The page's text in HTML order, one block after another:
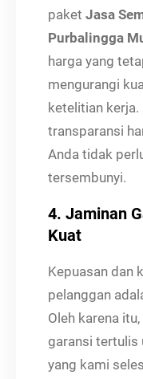
paket Jasa
Purbalingga
harga yang
mengurangi
ketelitian
transparansi
Anda tidak
tersembunyi.
4. Jaminan
Kuat
Kepuasan dan
pelanggan
Oleh karena
garansi tertulis
yang kami